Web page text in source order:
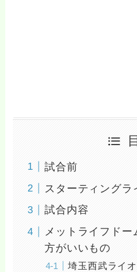
試合前
スターティングラ
試合内容
メットライフドー
方がいいもの
埼玉西武ライ